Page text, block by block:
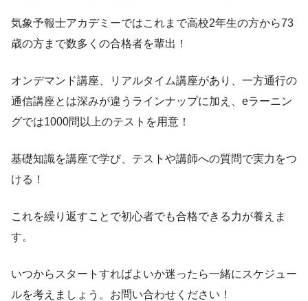
気象予報士アカデミーではこれまで高校2年生の方から73
歳の方まで数多くの合格者を輩出！
オンデマンド講座、リアルタイム講座があり、一方通行の
通信講座とは深みが違うラインナップに加え、eラーニン
グでは1000問以上のテストを用意！
基礎知識を講座で学び、テストや講師への質問で実力をつ
ける！
これを繰り返すことで初心者でも合格できる力が養えま
す。
いつからスタートすればよいか迷ったら一緒にスケジュー
ルを考えましょう。お問い合わせください！